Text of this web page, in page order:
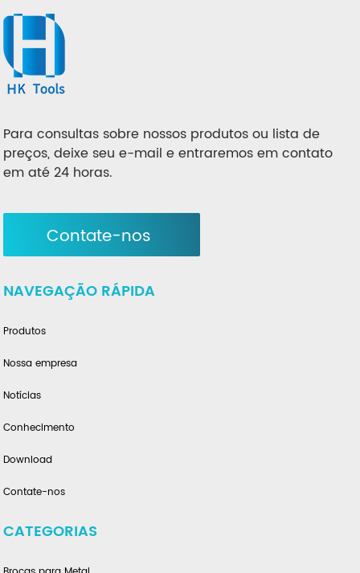
Para consultas sobre nossos produtos ou lista de
preços, deixe seu e-mail e entraremos em contato
em até 24 horas.
Contate-nos
NAVEGAÇÃO RÁPIDA
Produtos
Nossa empresa
Notícias
Conhecimento
Download
Contate-nos
CATEGORIAS